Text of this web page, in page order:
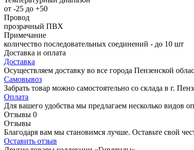
от -25 до +50
Провод
прозрачный ПВХ
Примечание
количество последовательных соединений - до 10 шт
Доставка и оплата
Доставка
Осуществляем доставку во все города Пензенской
Самовывоз
Забрать товар можно самостоятельно со склада в г.
Оплата
Для вашего удобства мы предлагаем несколько видов
Отзывы 0
Отзывы
Благодаря вам мы становимся лучше. Оставьте свой
Оставить отзыв